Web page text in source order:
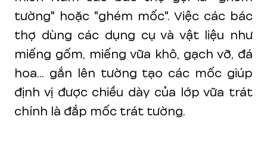
tường" hoặc "ghém mốc". Việc các bác
thợ dùng các dụng cụ và vật liệu như
miếng gốm, miếng vữa khô, gạch vỡ, đá
hoa... gắn lên tường tạo các mốc giúp
định vị được chiều dày của lớp vữa trát
chính là đắp mốc trát tường.